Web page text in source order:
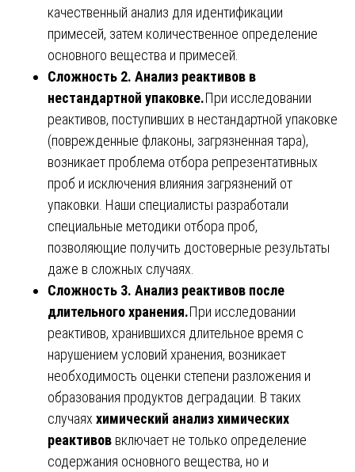
качественный анализ для идентификации
примесей, затем количественное определение
основного вещества и примесей.
Сложность 2. Анализ реактивов в
нестандартной упаковке.При исследовании
реактивов, поступивших в нестандартной упаковке
(поврежденные флаконы, загрязненная тара),
возникает проблема отбора репрезентативных
проб и исключения влияния загрязнений от
упаковки. Наши специалисты разработали
специальные методики отбора проб,
позволяющие получить достоверные результаты
даже в сложных случаях.
Сложность 3. Анализ реактивов после
длительного хранения.При исследовании
реактивов, хранившихся длительное время с
нарушением условий хранения, возникает
необходимость оценки степени разложения и
образования продуктов деградации. В таких
случаях химический анализ химических
реактивов включает не только определение
содержания основного вещества, но и